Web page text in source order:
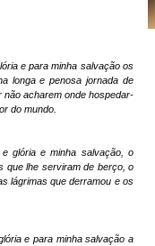
e para minha salvação os
longa e penosa jornada de
acharem onde hospedar-
do mundo.
glória e minha salvação, o
que lhe serviram de berço, o
lágrimas que derramou e os
e para minha salvação a